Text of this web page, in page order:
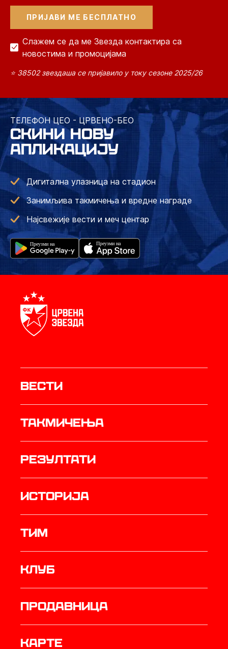
Слажем се да ме Звезда контактира са
новостима и промоцијама
⭐ 38502 звездаша се пријавило у току сезоне 2025/26
ТЕЛЕФОН ЦЕО - ЦРВЕНО-БЕО
СКИНИ НОВУ
АПЛИКАЦИЈУ
Дигитална улазница на стадион
Занимљива такмичења и вредне награде
Најсвежије вести и меч центар
Вести
Такмичења
резултати
историја
ТИМ
Клуб
продавница
Карте